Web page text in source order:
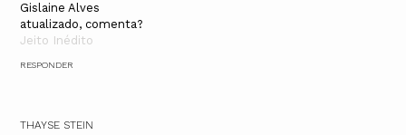
Gislaine Alves
atualizado, comenta?
Jeito Inédito
RESPONDER
THAYSE STEIN